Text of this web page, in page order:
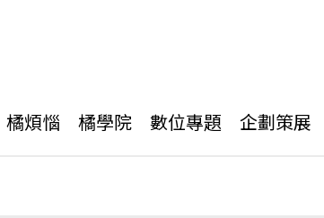
橘煩惱 橘學院 數位專題 企劃策展